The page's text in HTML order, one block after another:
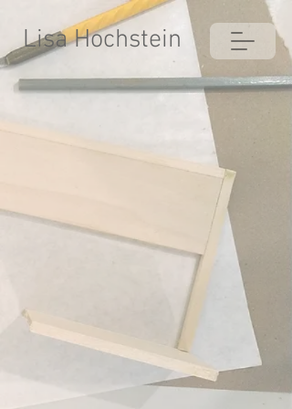
Lisa Hochstein